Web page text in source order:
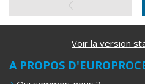
Voir la version
A PROPOS